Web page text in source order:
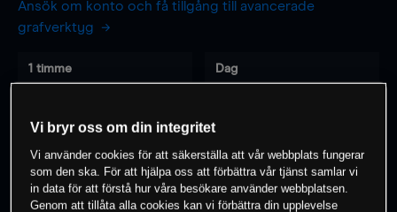
Ansök om konto och få tillgång till avancerade
grafverktyg
1 timme Dag
- -
Vi bryr oss om din integritet
Vi använder cookies för att säkerställa att vår webbplats fungerar
som den ska. För att hjälpa oss att förbättra vår tjänst samlar vi
in data för att förstå hur våra besökare använder webbplatsen.
Genom att tillåta alla cookies kan vi förbättra din upplevelse